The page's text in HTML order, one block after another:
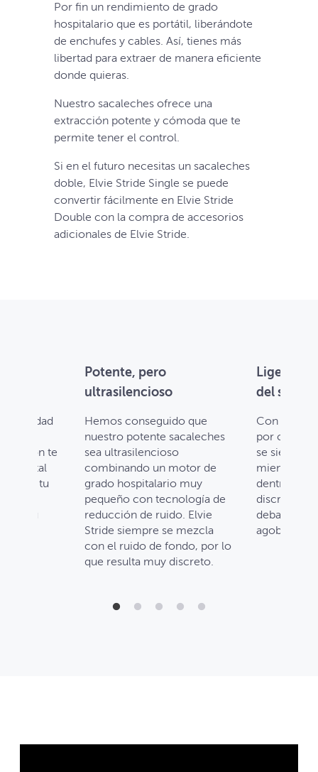
Por fin un rendimiento de grado
hospitalario que es portátil, liberándote
de enchufes y cables. Así, tienes más
libertad para extraer de manera eficiente
donde quieras.
Nuestro sacaleches ofrece una
extracción potente y cómoda que te
permite tener el control.
Si en el futuro necesitas un sacaleches
doble, Elvie Stride Single se puede
convertir fácilmente en Elvie Stride
Double con la compra de accesorios
adicionales de Elvie Stride.
te
total
tu
Potente, pero
ultrasilencioso
Hemos conseguido que
nuestro potente sacaleches
sea ultrasilencioso
combinando un motor de
grado hospitalario muy
pequeño con tecnología de
reducción de ruido. Elvie
Stride siempre se mezcla
con el ruido de fondo, por lo
que resulta muy discreto.
Ligero y
del
Con un
por
se siente
mientras
dentro del
discreta
debajo de
agobiará.